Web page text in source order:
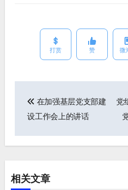
打赏 赞 微
文
章
导
航
在加强基层党支部建
设工作会上的讲话
党
相关文章